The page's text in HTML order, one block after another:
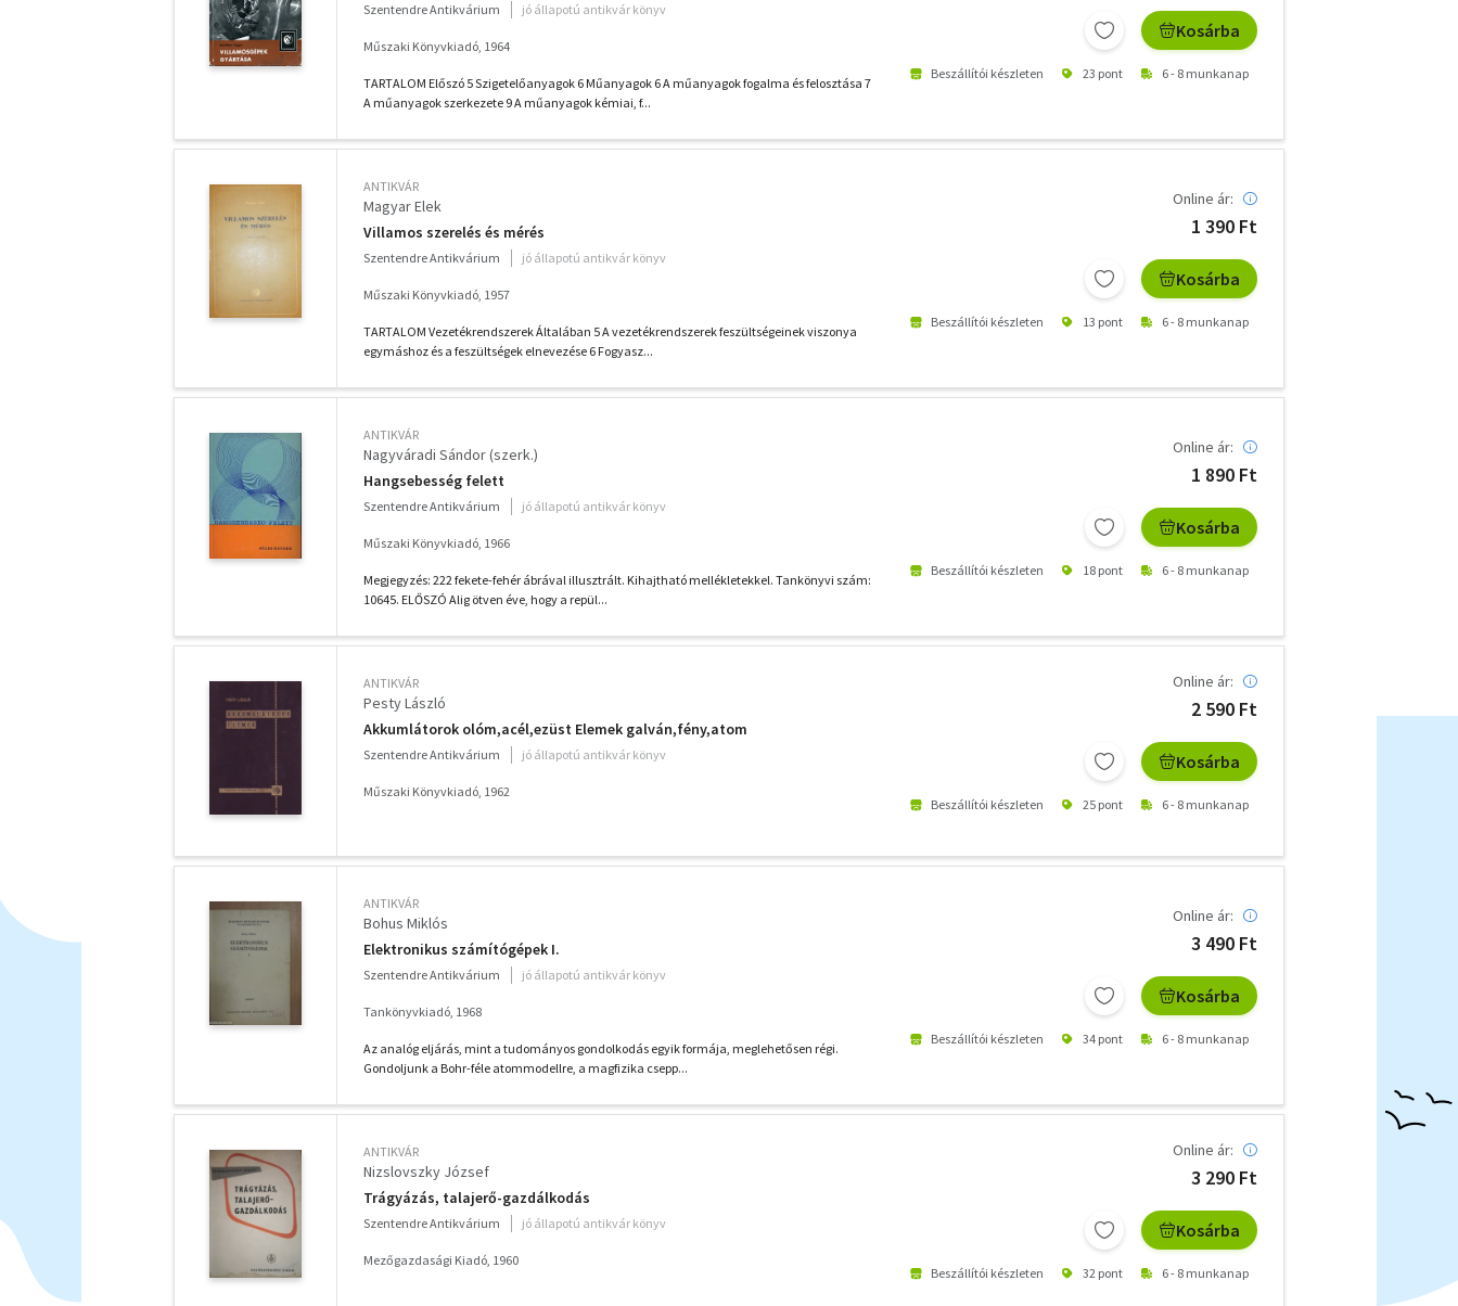
Szentendre Antikvárium jó állapotú antikvár könyv
Műszaki Könyvkiadó, 1964
TARTALOM Előszó 5 Szigetelőanyagok 6 Műanyagok 6 A műanyagok fogalma és felosztása 7
A műanyagok szerkezete 9 A műanyagok kémiai, f...
Kosárba
Beszállítói készleten 23 pont 6 - 8 munkanap
ANTIKVÁR
Magyar Elek
Villamos szerelés és mérés
Szentendre Antikvárium jó állapotú antikvár könyv
Műszaki Könyvkiadó, 1957
TARTALOM Vezetékrendszerek Általában 5 A vezetékrendszerek feszültségeinek viszonya
egymáshoz és a feszültségek elnevezése 6 Fogyasz...
Online ár:
1 390 Ft
Kosárba
Beszállítói készleten 13 pont 6 - 8 munkanap
ANTIKVÁR
Nagyváradi Sándor (szerk.)
Hangsebesség felett
Szentendre Antikvárium jó állapotú antikvár könyv
Műszaki Könyvkiadó, 1966
Megjegyzés: 222 fekete-fehér ábrával illusztrált. Kihajtható mellékletekkel. Tankönyvi szám:
10645. ELŐSZÓ Alig ötven éve, hogy a repül...
Online ár:
1 890 Ft
Kosárba
Beszállítói készleten 18 pont 6 - 8 munkanap
ANTIKVÁR
Pesty László
Akkumlátorok olóm,acél,ezüst Elemek galván,fény,atom
Szentendre Antikvárium jó állapotú antikvár könyv
Műszaki Könyvkiadó, 1962
Online ár:
2 590 Ft
Kosárba
Beszállítói készleten 25 pont 6 - 8 munkanap
ANTIKVÁR
Bohus Miklós
Elektronikus számítógépek I.
Szentendre Antikvárium jó állapotú antikvár könyv
Tankönyvkiadó, 1968
Az analóg eljárás, mint a tudományos gondolkodás egyik formája, meglehetősen régi.
Gondoljunk a Bohr-féle atommodellre, a magfizika csepp...
Online ár:
3 490 Ft
Kosárba
Beszállítói készleten 34 pont 6 - 8 munkanap
ANTIKVÁR
Nizslovszky József
Trágyázás, talajerő-gazdálkodás
Szentendre Antikvárium jó állapotú antikvár könyv
Mezőgazdasági Kiadó, 1960
Online ár:
3 290 Ft
Kosárba
Beszállítói készleten 32 pont 6 - 8 munkanap